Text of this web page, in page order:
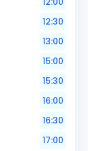
12:30
13:00
15:00
15:30
16:00
16:30
17:00